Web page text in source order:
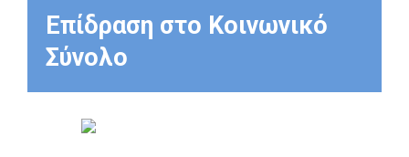
καλύμματα μίας
Επίδραση στο Κοινωνικό
Σύνολο